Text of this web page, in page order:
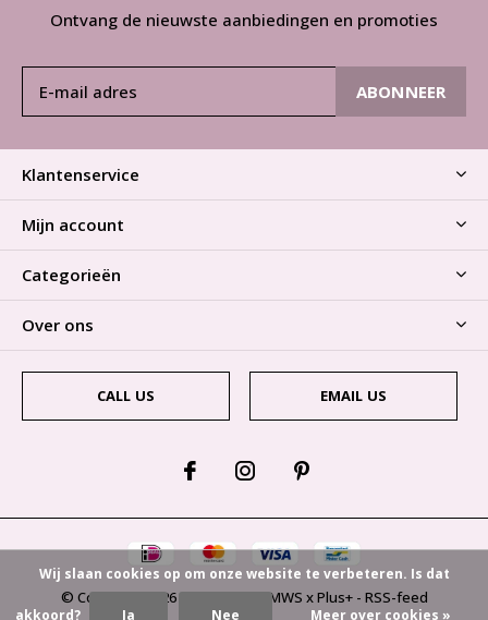
Ontvang de nieuwste aanbiedingen en promoties
ABONNEER
Klantenservice
Mijn account
Categorieën
Over ons
CALL US EMAIL US
© Copyright2026- Theme ByDMWS xPlus+- RSS-feed
Wij slaan cookies op om onze website te verbeteren. Is dat
akkoord? Ja Nee Meer over cookies »